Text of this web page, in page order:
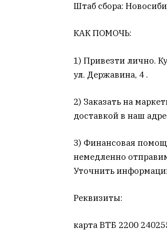
Штаб сбора:
КАК ПОМОЧЬ:
1) Привезти лично.
ул. Державина, 4 .
2) Заказать на
доставкой в наш
3) Финансовая
немедленно
Уточнить
Реквизиты:
карта ВТБ 2200